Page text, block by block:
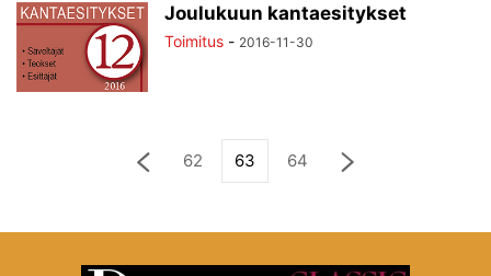
Joulukuun kantaesitykset
Toimitus - 2016-11-30
62 63 64